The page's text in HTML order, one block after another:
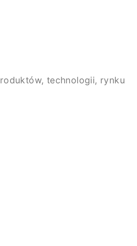
technologii, rynku